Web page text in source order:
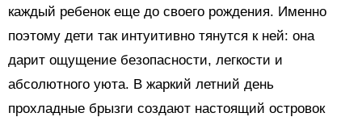
каждый ребенок еще до своего рождения. Именно
поэтому дети так интуитивно тянутся к ней: она
дарит ощущение безопасности, легкости и
абсолютного уюта. В жаркий летний день
прохладные брызги создают настоящий островок